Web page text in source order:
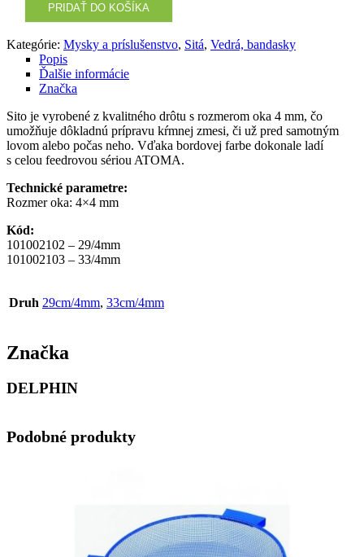
PRIDAŤ DO KOŠÍKA
Kategórie: Mysky a príslušenstvo, Sitá, Vedrá, bandasky
Popis
Ďalšie informácie
Značka
Sito je vyrobené z kvalitného drôtu s rozmerom oka 4 mm, čo
umožňuje dôkladnú prípravu kŕmnej zmesi, či už pred samotným
lovom alebo počas neho. Vďaka bordovej farbe dokonale ladí
s celou feedrovou sériou ATOMA.
Technické parametre:
Rozmer oka: 4×4 mm
Kód:
101002102 – 29/4mm
101002103 – 33/4mm
Druh 29cm/4mm, 33cm/4mm
Značka
DELPHIN
Podobné produkty